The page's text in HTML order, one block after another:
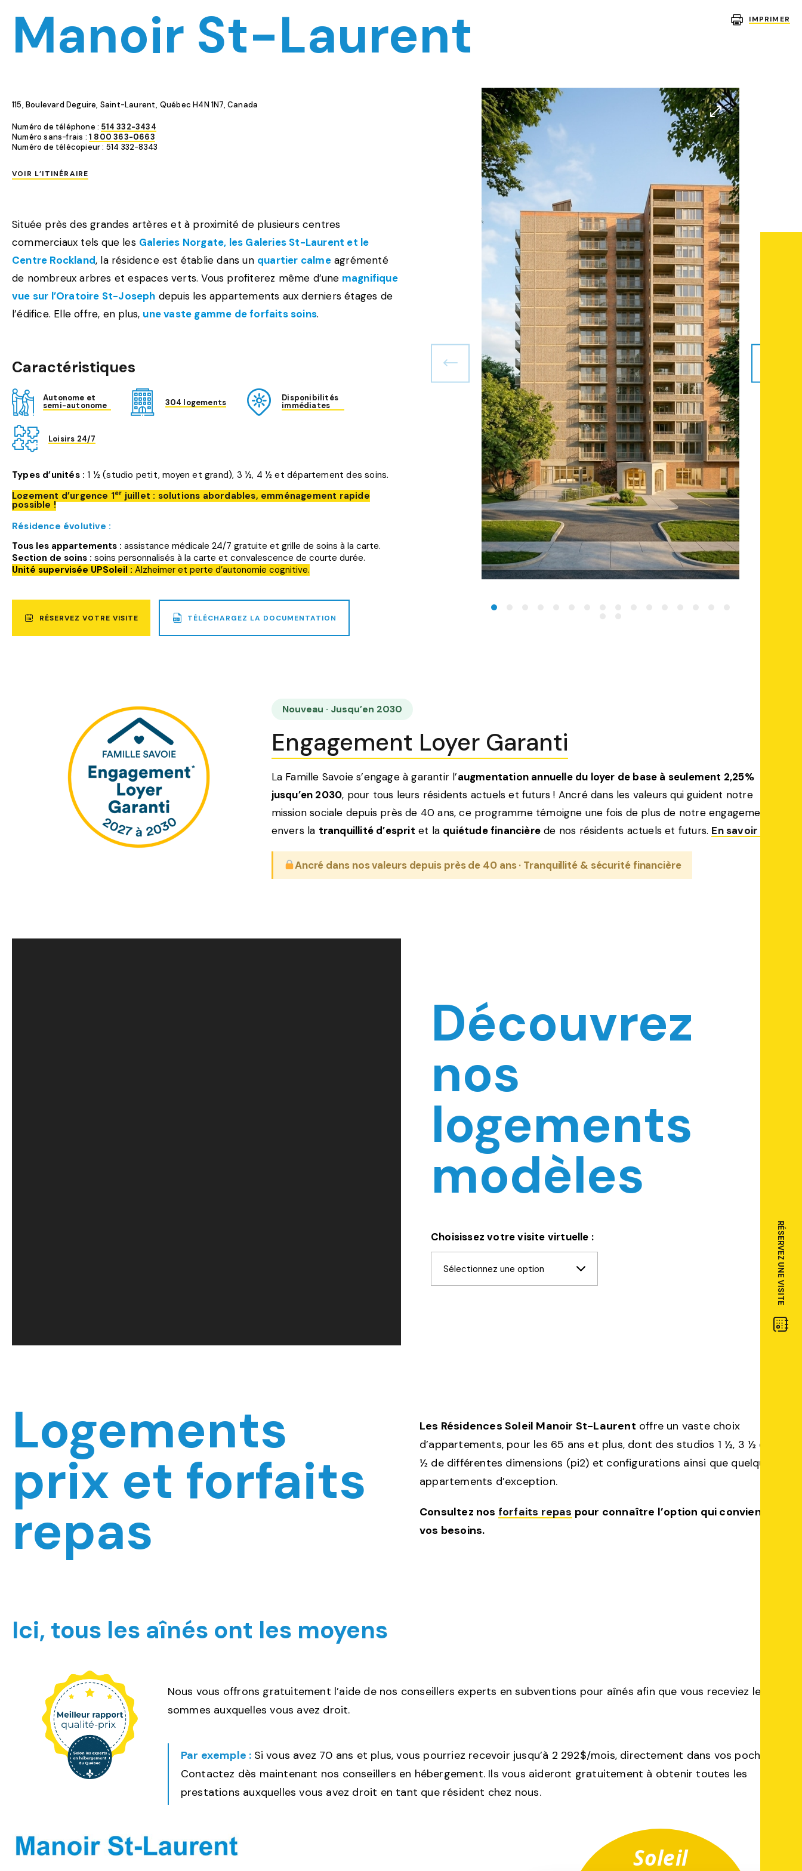
Manoir St-Laurent IMPRIMER
115, Boulevard Deguire, Saint-Laurent, Québec H4N 1N7, Canada
Numéro de téléphone : 514 332-3434
Numéro sans-frais : 1 800 363-0663
Numéro de télécopieur : 514 332-8343
VOIR L’ITINÉRAIRE
Située près des grandes artères et à proximité de plusieurs centres
commerciaux tels que les Galeries Norgate, les Galeries St-Laurent et le
Centre Rockland, la résidence est établie dans un quartier calmeagrémenté
de nombreux arbres et espaces verts. Vous profiterez même d’une magnifique
vue sur l’Oratoire St-Joseph depuis les appartements aux derniers étages de
l’édifice. Elle offre, en plus, une vaste gamme de forfaits soins.
Caractéristiques
Autonome et
semi-autonome 304 logements Disponibilités
immédiates
Loisirs 24/7
Types d’unités : 1 ½ (studio petit, moyen et grand), 3 ½, 4 ½ et département des soins.
Logement d’urgence 1er juillet : solutions abordables, emménagement rapide
possible !
Résidence évolutive :
Tous les appartements : assistance médicale 24/7 gratuite et grille de soins à la carte.
Section de soins : soins personnalisés à la carte et convalescence de courte durée.
Unité supervisée UPSoleil : Alzheimer et perte d’autonomie cognitive.
RÉSERVEZ VOTRE VISITE TÉLÉCHARGEZ LA DOCUMENTATION
UN
Agrandir
l'image
Agrandir
l'image
Nouveau · Jusqu’en 2030
Engagement Loyer Garanti
La Famille Savoie s’engage à garantir l’augmentation annuelle du loyer de base à seulement 2,25%
jusqu’en 2030, pour tous leurs résidents actuels et futurs ! Ancré dans les valeurs qui guident notre
mission sociale depuis près de 40 ans, ce programme témoigne une fois de plus de notre engagement
envers la tranquillité d’esprit et la quiétude financière de nos résidents actuels et futurs. En savoir plus
Ancré dans nos valeurs depuis près de 40 ans · Tranquillité & sécurité financière
Découvrez
nos
logements
modèles
Choisissez votre visite virtuelle :
Sélectionnez une option
Logements
prix et forfaits
repas
Les Résidences Soleil Manoir St-Laurent offre un vaste choix
d’appartements, pour les 65 ans et plus, dont des studios 1 ½, 3 ½ et 4
½ de différentes dimensions (pi2) et configurations ainsi que quelques
appartements d’exception.
Consultez nos forfaits repas pour connaître l’option qui convient à
vos besoins.
Ici, tous les aînés ont les moyens
Nous vous offrons gratuitement l’aide de nos conseillers experts en subventions pour aînés afin que vous receviez les
sommes auxquelles vous avez droit.
Par exemple : Si vous avez 70 ans et plus, vous pourriez recevoir jusqu’à 2 292$/mois, directement dans vos poches !
Contactez dès maintenant nos conseillers en hébergement. Ils vous aideront gratuitement à obtenir toutes les
prestations auxquelles vous avez droit en tant que résident chez nous.
Soleil
RÉSERVEZ UNE VISITE